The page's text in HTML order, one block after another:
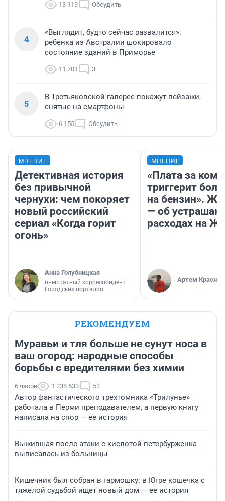
13 119 Обсудить
4
«Выглядит, будто сейчас развалится»:
ребенка из Австралии шокировало
состояние зданий в Приморье
11 701 3
5
В Третьяковской галерее покажут пейзажи,
снятые на смартфоны
6 155 Обсудить
МНЕНИЕ
Детективная история
без привычной
чернухи: чем покоряет
новый российский
сериал «Когда горит
огонь»
Анна Голубницкая
внештатный корреспондент
Городских порталов
МНЕНИЕ
«Плата за
триггерит
на бензин».
— об
расходах на
Артем Краснов
РЕКОМЕНДУЕМ
Муравьи и тля больше не сунут носа в
ваш огород: народные способы
борьбы с вредителями без химии
6 часов 1 238 533 53
Автор фантастического трехтомника «Трилунье»
работала в Перми преподавателем, а первую книгу
написала на спор — ее история
Выжившая после атаки с кислотой петербурженка
выписалась из больницы
Кишечник был собран в гармошку: в Югре кошечка с
тяжелой судьбой ищет новый дом — ее история